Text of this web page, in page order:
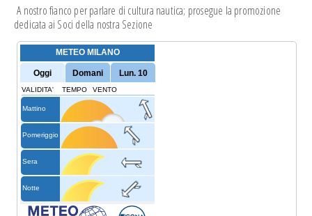
A nostro fianco per parlare di cultura nautica; prosegue la promozione
dedicata ai Soci della nostra Sezione